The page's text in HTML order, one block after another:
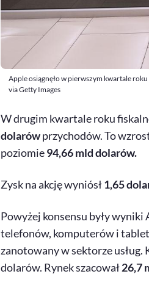
Apple osiągnęło w pierwszym kwartale
via Getty Images
W drugim kwartale roku
dolarówprzychodów. To
poziomie94,66 mld dolarów.
Zysk na akcję wyniósł1,65
Powyżej konsensu były wyniki
telefonów, komputerów i
zanotowany w sektorze usług.
dolarów. Rynek szacował26,7